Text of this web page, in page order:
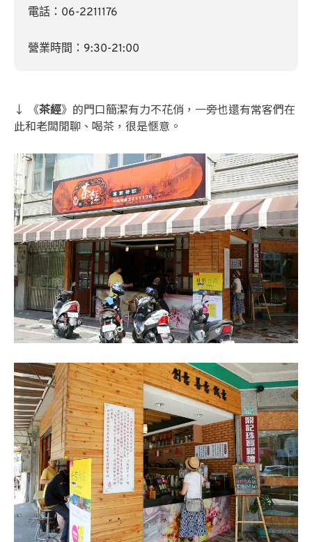
電話：06-2211176
營業時間：9:30-21:00
↓ 《茶經》的門口簡潔有力不花俏，一旁也還有常客們在
此和老闆閒聊、喝茶，很是愜意。